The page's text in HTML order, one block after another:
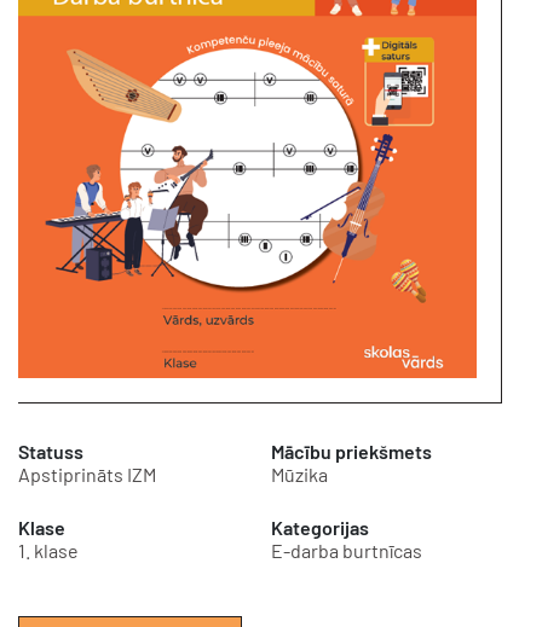
Statuss
Apstiprināts IZM
Mācību priekšmets
Mūzika
Klase
1. klase
Kategorijas
E-darba burtnīcas